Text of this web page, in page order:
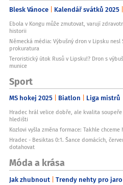
Blesk Vánoce Kalendář svátků 2025
Ebola v Kongu může zmutovat, varují
historii
Německá média: Výbušný dron v Lipsku
prokuratura
Teroristický útok Rusů v Lipsku!? Dron s
munice
Sport
MS hokej 2025 Biatlon Liga mistrů
Hradec hrál velice dobře, ale kvalita
hledišti
Kozlovi vyšla změna formace: Takhle
Hradec - Besiktas 0:1. Šance domácích,
dotahovat
Móda a krása
Jak zhubnout Trendy nehty pro